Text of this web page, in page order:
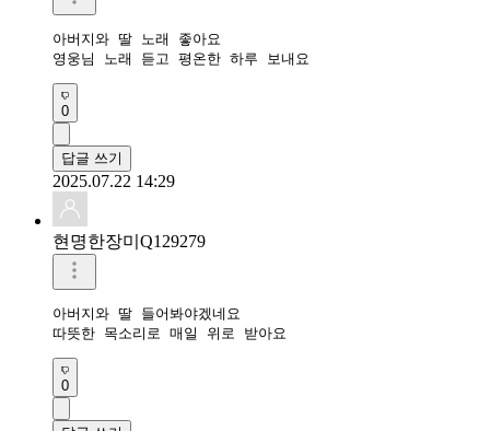
아버지와 딸 노래 좋아요
영웅님 노래 듣고 평온한 하루 보내요
0
답글 쓰기
2025.07.22 14:29
현명한장미Q129279
아버지와 딸 들어봐야겠네요
따뜻한 목소리로 매일 위로 받아요
0